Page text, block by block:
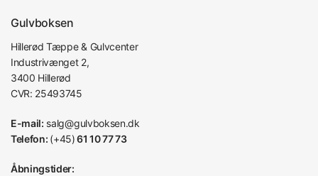
Gulvboksen
Hillerød Tæppe & Gulvcenter
Industrivænget 2,
3400 Hillerød
CVR: 25493745
E-mail: salg@gulvboksen.dk
Telefon: (+45)61 10 77 73
Åbningstider: